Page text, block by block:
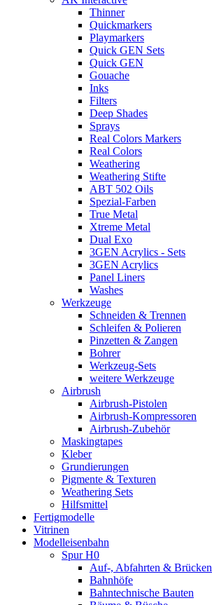
Thinner
Quickmarkers
Playmarkers
Quick GEN Sets
Quick GEN
Gouache
Inks
Filters
Deep Shades
Sprays
Real Colors Markers
Real Colors
Weathering
Weathering Stifte
ABT 502 Oils
Spezial-Farben
True Metal
Xtreme Metal
Dual Exo
3GEN Acrylics - Sets
3GEN Acrylics
Panel Liners
Washes
Werkzeuge
Schneiden & Trennen
Schleifen & Polieren
Pinzetten & Zangen
Bohrer
Werkzeug-Sets
weitere Werkzeuge
Airbrush
Airbrush-Pistolen
Airbrush-Kompressoren
Airbrush-Zubehör
Maskingtapes
Kleber
Grundierungen
Pigmente & Texturen
Weathering Sets
Hilfsmittel
Fertigmodelle
Vitrinen
Modelleisenbahn
Spur H0
Auf-, Abfahrten & Brücken
Bahnhöfe
Bahntechnische Bauten